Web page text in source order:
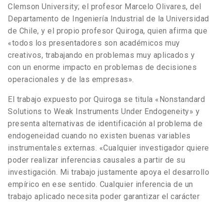
Clemson University; el profesor Marcelo Olivares, del
Departamento de Ingeniería Industrial de la Universidad
de Chile, y el propio profesor Quiroga, quien afirma que
«todos los presentadores son académicos muy
creativos, trabajando en problemas muy aplicados y
con un enorme impacto en problemas de decisiones
operacionales y de las empresas».
El trabajo expuesto por Quiroga se titula «Nonstandard
Solutions to Weak Instruments Under Endogeneity» y
presenta alternativas de identificación al problema de
endogeneidad cuando no existen buenas variables
instrumentales externas. «Cualquier investigador quiere
poder realizar inferencias causales a partir de su
investigación. Mi trabajo justamente apoya el desarrollo
empírico en ese sentido. Cualquier inferencia de un
trabajo aplicado necesita poder garantizar el carácter